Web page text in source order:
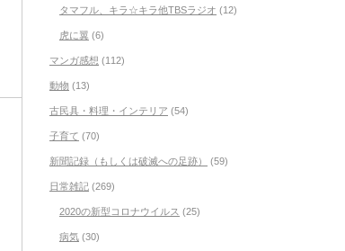
タマフル、キラ☆キラ他TBSラジオ (12)
虎に翼 (6)
マンガ感想 (112)
動物 (13)
古民具・料理・インテリア (54)
子育て (70)
新聞記録（もしくは破滅への足跡） (59)
日常雑記(269)
2020の新型コロナウイルス (25)
病気(30)